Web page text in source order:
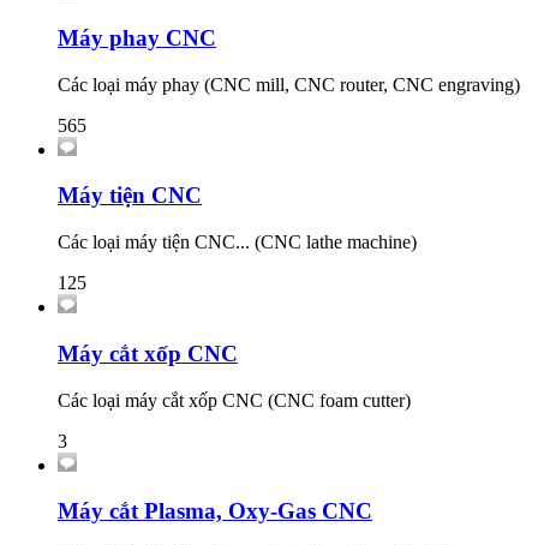
Máy phay CNC
Các loại máy phay (CNC mill, CNC router, CNC engraving)
565
Máy tiện CNC
Các loại máy tiện CNC... (CNC lathe machine)
125
Máy cắt xốp CNC
Các loại máy cắt xốp CNC (CNC foam cutter)
3
Máy cắt Plasma, Oxy-Gas CNC